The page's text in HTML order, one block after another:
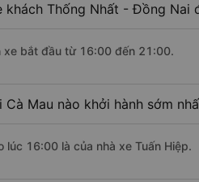
Thống Nhất - Đồng Nai
xe bắt đầu từ 16:00 đến 21:00.
Mau nào khởi hành sớm
16:00 là của nhà xe Tuấn Hiệp.